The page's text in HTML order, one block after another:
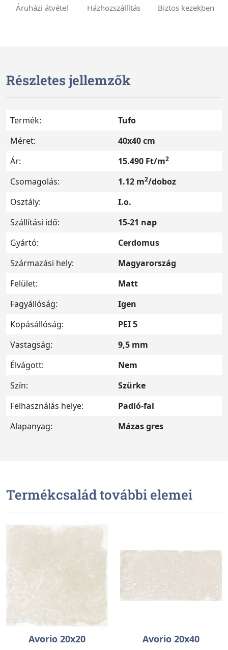
Áruházi átvétel Házhozszállítás Biztos kezekben
Részletes jellemzők
Termék:
Tufo
Méret:
40x40 cm
Ár:
15.490 Ft/m2
Csomagolás: 1.12 m2/doboz
Osztály:
I.o.
Szállítási idő:
15-21 nap
Gyártó:
Cerdomus
Származási hely:
Magyarország
Felület:
Matt
Fagyállóság:
Igen
Kopásállóság:
PEI 5
Vastagság:
9,5 mm
Élvágott:
Nem
Szín:
Szürke
Felhasználás helye:
Padló-fal
Alapanyag:
Mázas gres
Termékcsalád további elemei
Avorio 20x20 Avorio 20x40